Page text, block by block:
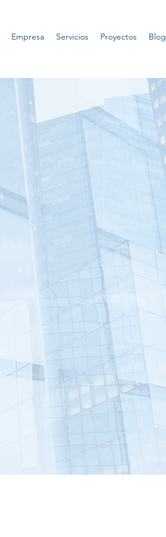
Empresa Servicios Proyectos Blog